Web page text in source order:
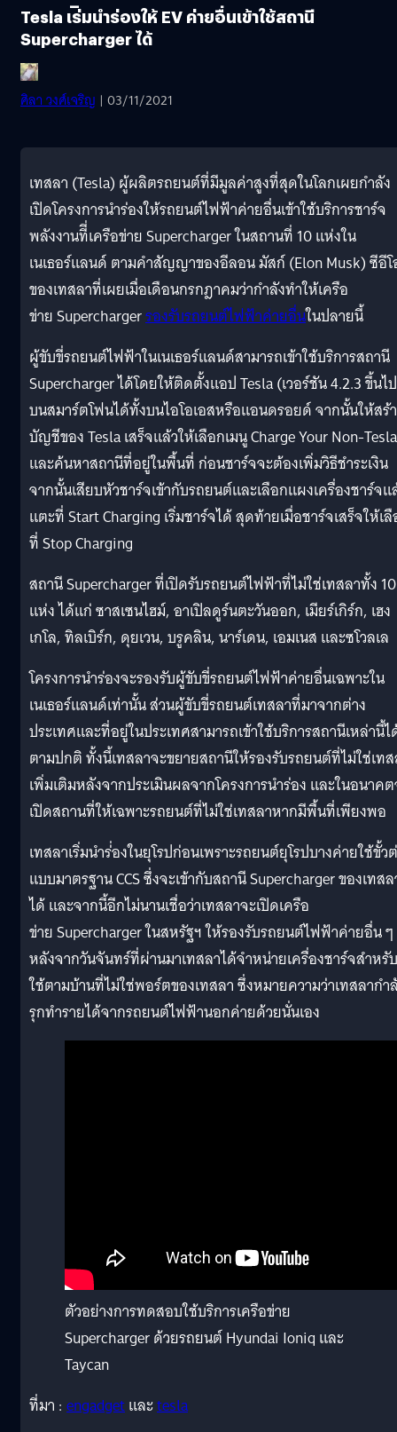
Tesla เร่ิมนำร่องให้ EV ค่ายอื่นเข้าใช้สถานี
Supercharger ได้
ศิลา วงศ์เจริญ | 03/11/2021
เทสลา (Tesla) ผู้ผลิตรถยนต์ที่มีมูลค่าสูงที่สุดในโลกเผยกำลัง
เปิดโครงการนำร่องให้รถยนต์ไฟฟ้าค่ายอื่นเข้าใช้บริการชาร์จ
พลังงานทีี่เครือข่าย Supercharger ในสถานที่ 10 แห่งใน
เนเธอร์แลนด์ ตามคำสัญญาของอีลอน มัสก์ (Elon Musk) ซีอี
ของเทสลาที่เผยเมื่อเดือนกรกฎาคมว่ากำลังทำให้เครือ
ข่าย Superchargerรองรับรถยนต์ไฟฟ้าค่ายอื่นในปลายนี้
ผู้ขับขี่รถยนต์ไฟฟ้าในเนเธอร์แลนด์สามารถเข้าใช้บริการสถานี
Supercharger ได้โดยให้ติดตั้งแอป Tesla (เวอร์ชัน 4.2.3 ขึ้นไ
บนสมาร์ตโฟนได้ทั้งบนไอโอเอสหรือแอนดรอยด์ จากนั้นให้สร้
บัญชีของ Tesla เสร็จแล้วให้เลือกเมนู Charge Your Non-Tesla
และค้นหาสถานีที่อยู่ในพื้นที่ ก่อนชาร์จจะต้องเพิ่มวิธีชำระเงิน
จากนั้นเสียบหัวชาร์จเข้ากับรถยนต์และเลือกแผงเครื่องชาร์จแ
แตะที่ Start Charging เริ่มชาร์จได้ สุดท้ายเมื่อชาร์จเสร็จให้เ
ที่ Stop Charging
สถานี Supercharger ที่เปิดรับรถยนต์ไฟฟ้าที่ไม่ใช่เทสลาทั้ง 10
แห่ง ได้แก่ ซาสเซนไฮม์, อาเปิลดูร์นตะวันออก, เมียร์เกิร์ก, เฮง
เกโล, ทิลเบิร์ก, ดุยเวน, บรูคลิน, นาร์เดน, เอมเนส และซโวลเล
โครงการนำร่องจะรองรับผู้ขับขี่รถยนต์ไฟฟ้าค่ายอื่นเฉพาะใน
เนเธอร์แลนด์เท่านั้น ส่วนผู้ขับขี่รถยนต์เทสลาที่มาจากต่าง
ประเทศและที่อยู่ในประเทศสามารถเข้าใช้บริการสถานีเหล่านี้
ตามปกติ ทั้งนี้เทสลาจะขยายสถานีให้รองรับรถยนต์ที่ไม่ใช่เท
เพิ่มเติมหลังจากประเมินผลจากโครงการนำร่อง และในอนาค
เปิดสถานที่ให้เฉพาะรถยนต์ที่ไม่ใช่เทสลาหากมีพื้นที่เพียงพอ
เทสลาเริ่มนำร่่องในยุโรปก่อนเพราะรถยนต์ยุโรปบางค่ายใช้ขั้ว
แบบมาตรฐาน CCS ซึ่งจะเข้ากับสถานี Supercharger ของเทส
ได้ และจากนี้อีกไม่นานเชื่อว่าเทสลาจะเปิดเครือ
ข่าย Supercharger ในสหรัฐฯ ให้รองรับรถยนต์ไฟฟ้าค่ายอื่น ๆ
หลังจากวันจันทร์ที่ผ่านมาเทสลาได้จำหน่ายเครื่องชาร์จสำหรับ
ใช้ตามบ้านที่ไม่ใช่พอร์ตของเทสลา ซึ่งหมายความว่าเทสลากำ
รุกทำรายได้จากรถยนต์ไฟฟ้านอกค่ายด้วยนั่นเอง
ตัวอย่างการทดสอบใช้บริการเครือข่าย
Supercharger ด้วยรถยนต์ Hyundai Ioniq และ
Taycan
ที่มา : engadgetและtesla